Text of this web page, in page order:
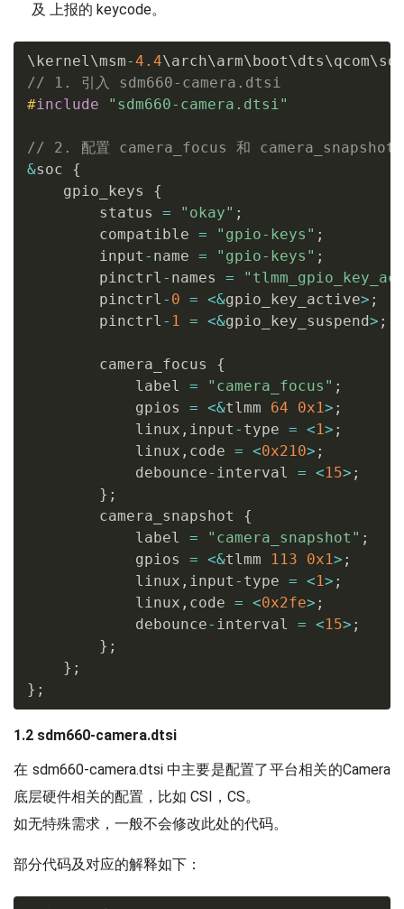
及 上报的 keycode。
\kernel\msm-4.4
// 1. 引入 sdm660-camera.dtsi
#include "sdm660-camera.dtsi"
// 2. 配置 camera_focus 和 camera_snapshot
&soc {
    gpio_keys
{
        status
= "okay" ;
        compatible
= "gpio-keys" ;
        input
- name = "gpio-keys" ;
        pinctrl
- names =
        pinctrl
- 0 = <&gpio_key_active> ;
        pinctrl
- 1 = <&gpio_key_suspend> ;
        camera_focus
{
            label
= "camera_focus" ;
            gpios
= <&tlmm 64 0x1> ;
            linux
, input - type = <1> ;
            linux
, code = <0x210> ;
            debounce
- interval = <15> ;
} ;
        camera_snapshot
{
            label
= "camera_snapshot" ;
            gpios
= <&tlmm 113 0x1> ;
            linux
, input - type = <1> ;
            linux
, code = <0x2fe> ;
            debounce
- interval = <15> ;
} ;
} ;
} ;
1.2 sdm660-camera.dtsi
在 sdm660-camera.dtsi 中主要是配置了平台相关的Camera
底层硬件相关的配置，比如 CSI，CS。
如无特殊需求，一般不会修改此处的代码。
部分代码及对应的解释如下：